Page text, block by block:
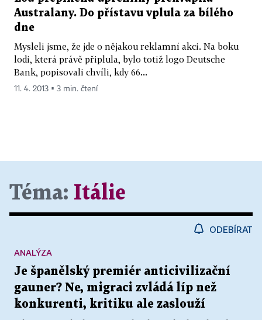
Australany. Do přístavu vplula za bílého
dne
Mysleli jsme, že jde o nějakou reklamní akci. Na boku
lodi, která právě připlula, bylo totiž logo Deutsche
Bank, popisovali chvíli, kdy 66...
11. 4. 2013 ▪ 3 min. čtení
Téma: Itálie
ODEBÍRAT
Je španělský premiér anticivilizační
gauner? Ne, migraci zvládá líp než
konkurenti, kritiku ale zaslouží
ANALÝZA